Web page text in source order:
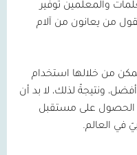
والمعلمين توفير
من يعانون من آلام
من خلالها استخدام
ونتيجةً لذلك، لا بد أن
الحصول على مستقبل
في العالم.